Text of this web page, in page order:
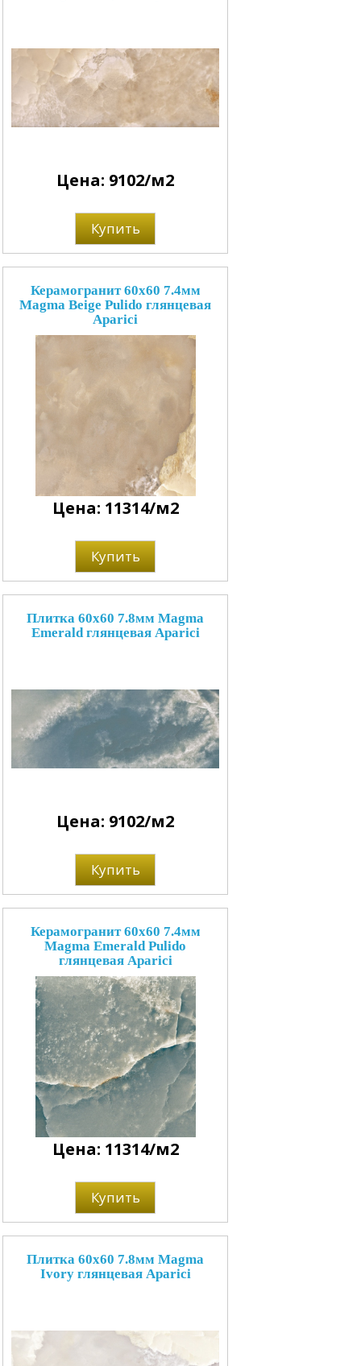
Цена: 9102/м2
Купить
Керамогранит 60x60 7.4мм
Magma Beige Pulido глянцевая
Aparici
Цена: 11314/м2
Купить
Плитка 60x60 7.8мм Magma
Emerald глянцевая Aparici
Цена: 9102/м2
Купить
Керамогранит 60x60 7.4мм
Magma Emerald Pulido
глянцевая Aparici
Цена: 11314/м2
Купить
Плитка 60x60 7.8мм Magma
Ivory глянцевая Aparici